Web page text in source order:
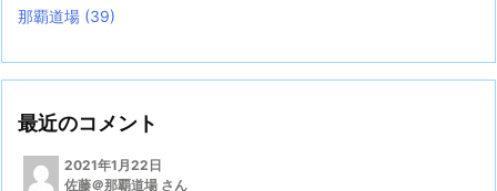
那覇道場 (39)
最近のコメント
2021年1月22日
佐藤＠那覇道場 さん